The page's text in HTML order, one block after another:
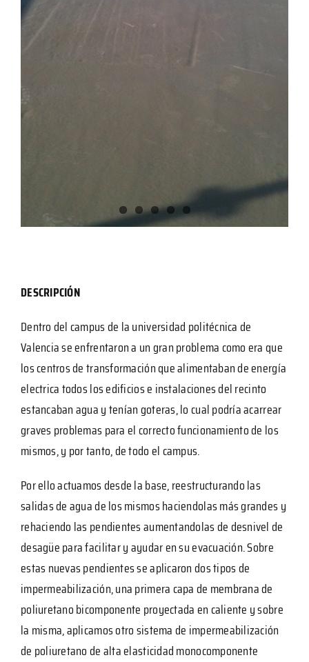
DESCRIPCIÓN
Dentro del campus de la universidad politécnica de
Valencia se enfrentaron a un gran problema como era que
los centros de transformación que alimentaban de energía
electrica todos los edificios e instalaciones del recinto
estancaban agua y tenían goteras, lo cual podría acarrear
graves problemas para el correcto funcionamiento de los
mismos, y por tanto, de todo el campus.
Por ello actuamos desde la base, reestructurando las
salidas de agua de los mismos haciendolas más grandes y
rehaciendo las pendientes aumentandolas de desnivel de
desagüe para facilitar y ayudar en su evacuación. Sobre
estas nuevas pendientes se aplicaron dos tipos de
impermeabilización, una primera capa de membrana de
poliuretano bicomponente proyectada en caliente y sobre
la misma, aplicamos otro sistema de impermeabilización
de poliuretano de alta elasticidad monocomponente